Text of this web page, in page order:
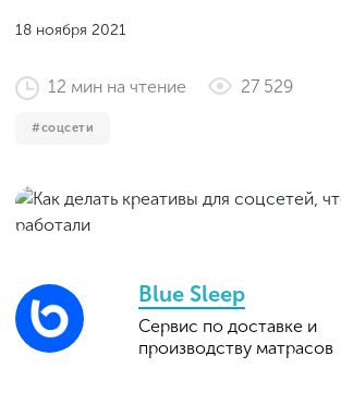
2016
Инструменты и сервисы
Словарь маркетолога
18 ноября 2021
12 мин на чтение 27 529
соцсети
Blue Sleep
Cервис по доставке и
производству матрасов